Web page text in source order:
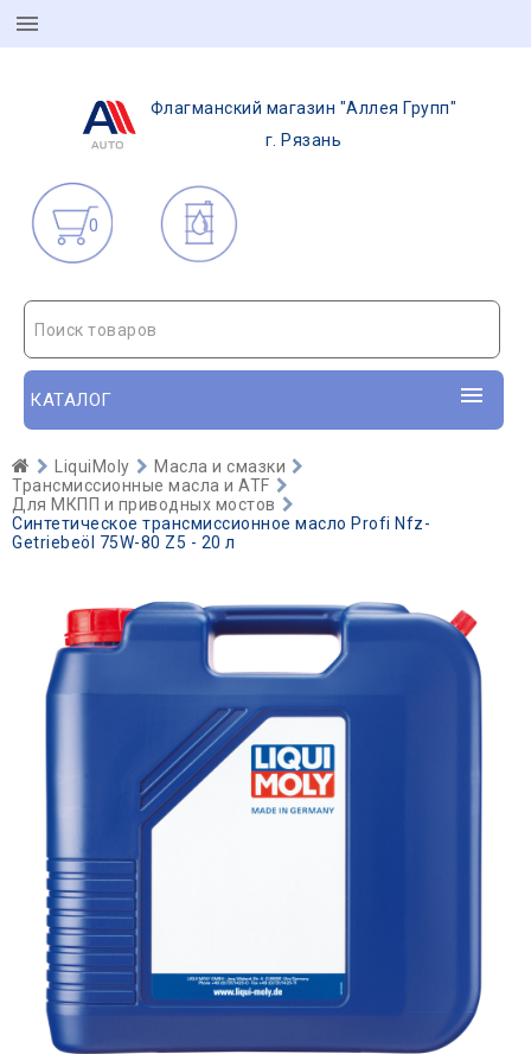
Флагманский магазин "Аллея Групп"
г. Рязань
0
Поиск товаров
КАТАЛОГ
LiquiMoly
Масла и смазки
Трансмиссионные масла и ATF
Для МКПП и приводных мостов
Синтетическое трансмиссионное масло Profi Nfz-
Getriebeöl 75W-80 Z5 - 20 л